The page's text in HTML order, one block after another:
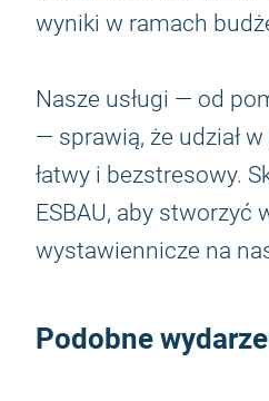
wyniki w ramach
Nasze usługi — od
— sprawią, że udział
łatwy i bezstresowy.
ESBAU, aby stworzyć
wystawiennicze na
Podobne